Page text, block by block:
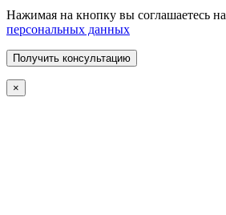
Нажимая на кнопку вы соглашаетесь на
персональных данных
×